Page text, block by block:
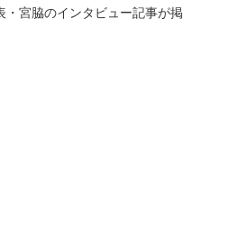
宮脇のインタビュー記事が掲